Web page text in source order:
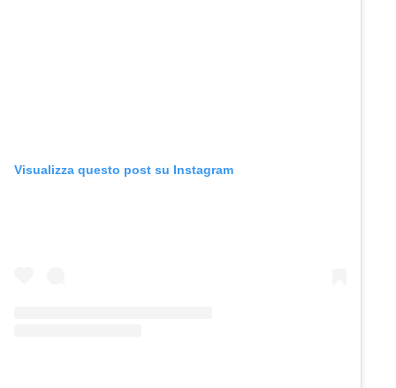
Visualizza questo post su Instagram